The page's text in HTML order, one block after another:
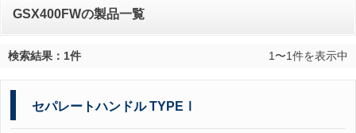
GSX400FWの製品一覧
検索結果：1件 1〜1件を表示中
セパレートハンドル TYPEⅠ